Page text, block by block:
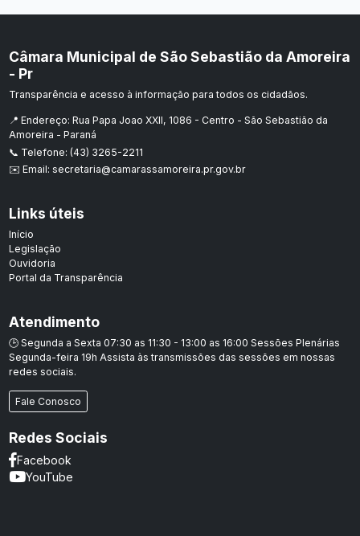
Câmara Municipal de São Sebastião da Amoreira
- Pr
Transparência e acesso à informação para todos os cidadãos.
📍 Endereço: Rua Papa Joao XXII, 1086 - Centro - São Sebastião da
Amoreira - Paraná
📞 Telefone: (43) 3265-2211
✉️ Email: secretaria@camarassamoreira.pr.gov.br
Links úteis
Início
Legislação
Ouvidoria
Portal da Transparência
Atendimento
🕒 Segunda a Sexta 07:30 as 11:30 - 13:00 as 16:00 Sessões Plenárias
Segunda-feira 19h Assista às transmissões das sessões em nossas
redes sociais.
Fale Conosco
Redes Sociais
Facebook
YouTube